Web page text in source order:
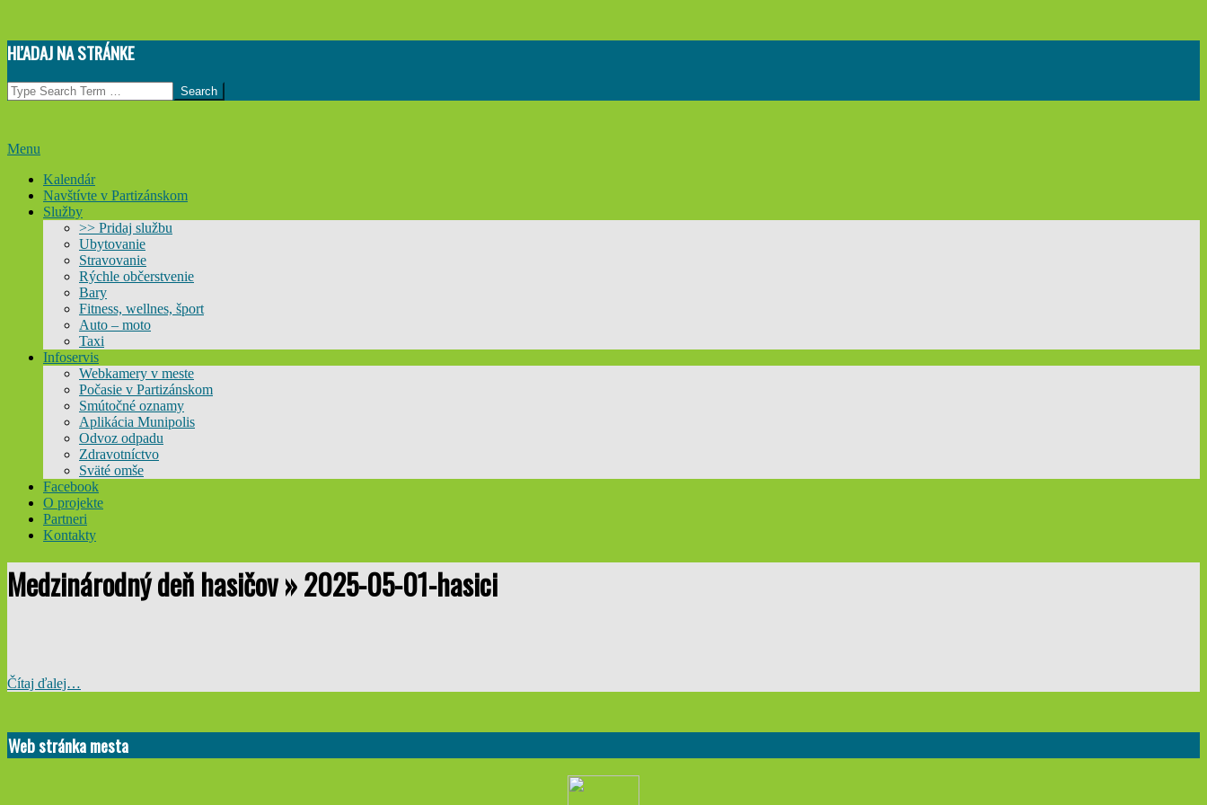
Skip
to
content
HĽADAJ NA STRÁNKE
Search
Primary
Menu
Menu
Kalendár
Navštívte v Partizánskom
Služby
>> Pridaj službu
Ubytovanie
Stravovanie
Rýchle občerstvenie
Bary
Fitness, wellnes, šport
Auto – moto
Taxi
Infoservis
Webkamery v meste
Počasie v Partizánskom
Smútočné oznamy
Aplikácia Munipolis
Odvoz odpadu
Zdravotníctvo
Sväté omše
Facebook
O projekte
Partneri
Kontakty
Medzinárodný deň hasičov »2025-05-01-hasici
Čítaj ďalej…
04-
17
Web stránka mesta